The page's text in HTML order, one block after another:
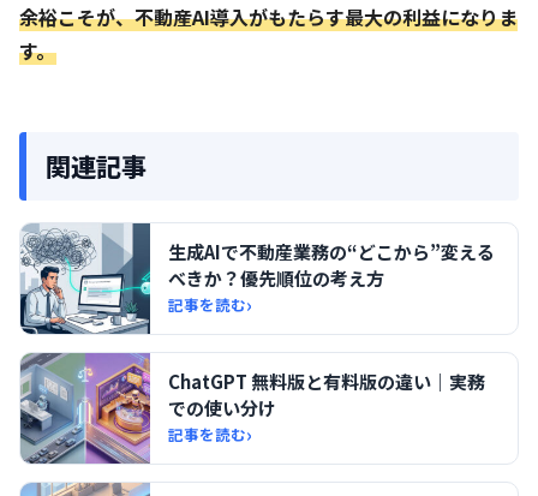
余裕こそが、不動産AI導入がもたらす最大の利益になりま
す。
関連記事
生成AIで不動産業務の“どこから”変える
べきか？優先順位の考え方
記事を読む›
ChatGPT 無料版と有料版の違い｜実務
での使い分け
記事を読む›